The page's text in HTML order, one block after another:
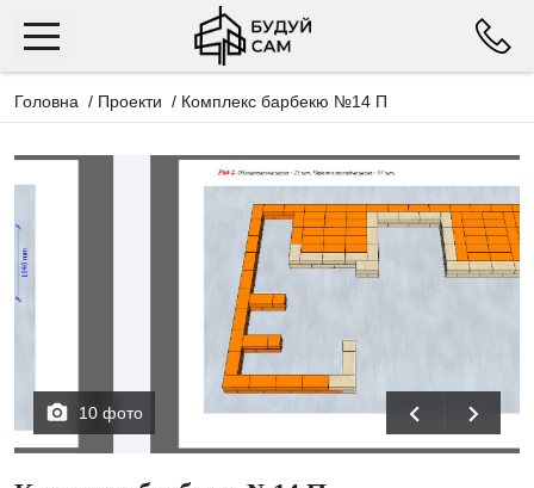
Головна / Проекти / Комплекс барбекю №14 П
10 фото